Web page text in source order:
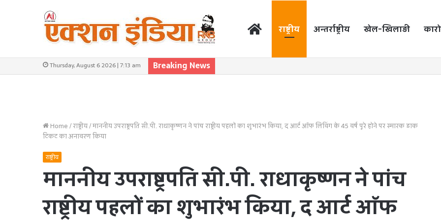
राष्ट्रीय अन्तर्राष्ट्रीय खेल-खिलाड़ी
Thursday, August 6 2026 | 7:13 am Breaking News
Home/राष्ट्रीय/माननीय उपराष्ट्रपति सी.पी. राधाकृष्णन ने पांच राष्ट्रीय पहलों का शुभारंभ किया, द आर्ट ऑफ लिविंग के 45 वर्ष पूरे होने पर स्मारक डाक
टिकट का अनावरण किया
राष्ट्रीय
माननीय उपराष्ट्रपति सी.पी. राधाकृष्णन ने पांच
राष्ट्रीय पहलों का शुभारंभ किया, द आर्ट ऑफ